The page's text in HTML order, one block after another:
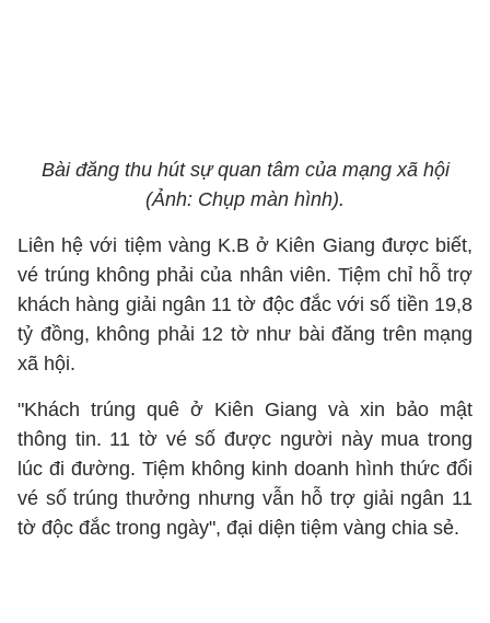
Bài đăng thu hút sự quan tâm của mạng xã hội
(Ảnh: Chụp màn hình).
Liên hệ với tiệm vàng K.B ở Kiên Giang được biết,
vé trúng không phải của nhân viên. Tiệm chỉ hỗ trợ
khách hàng giải ngân 11 tờ độc đắc với số tiền 19,8
tỷ đồng, không phải 12 tờ như bài đăng trên mạng
xã hội.
"Khách trúng quê ở Kiên Giang và xin bảo mật
thông tin. 11 tờ vé số được người này mua trong
lúc đi đường. Tiệm không kinh doanh hình thức đổi
vé số trúng thưởng nhưng vẫn hỗ trợ giải ngân 11
tờ độc đắc trong ngày", đại diện tiệm vàng chia sẻ.